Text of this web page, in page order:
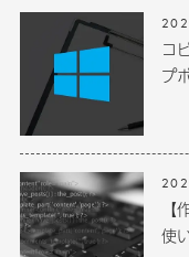
コ
プ
使